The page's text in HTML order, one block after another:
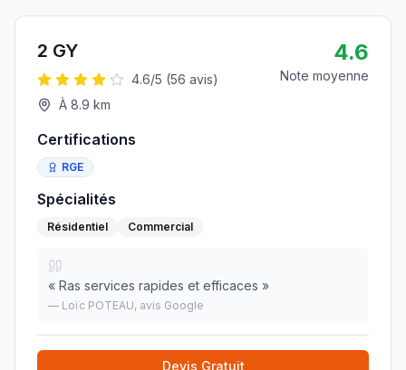
2 GY
4.6/5 (56 avis)
À 8.9 km
4.6
Note moyenne
Certifications
RGE
Spécialités
Résidentiel Commercial
« Ras services rapides et efficaces »
— Loïc POTEAU, avis Google
Devis Gratuit